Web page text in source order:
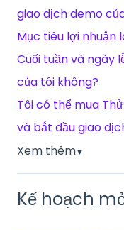
giao dịch demo
Mục tiêu lợi nhuận
Cuối tuần và ngày
của tôi không?
Tôi có thể mua
và bắt đầu giao
Xem thêm▼
Kế hoạch